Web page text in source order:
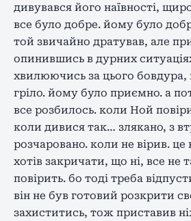
дивувався його наївності,
все було добре. йому було
той звичайно дратував, але
опинившись в дурних
хвилюючись за цього бовдура,
гріло. йому було приємно. а
все розбилось. коли Ной
коли дивися так… злякано, з
розчаровано. коли не вірив. це
хотів закричати, що ні, все не
повірить. бо тоді треба
він не був готовий розкрити
захиститись, тож приставив